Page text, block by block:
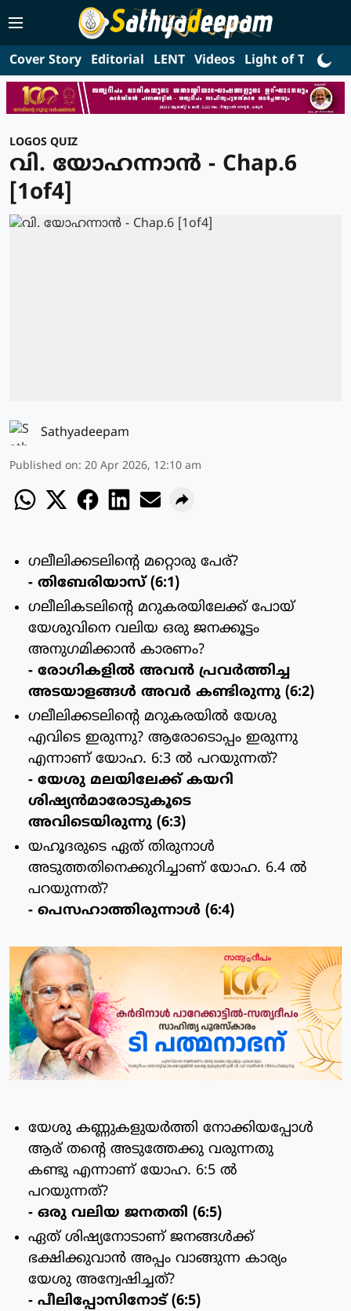
Cover Story Editorial LENT Videos Light of Truth
LOGOS QUIZ
വി. യോഹന്നാൻ - Chap.6
[1of4]
Sathyadeepam
Published on: 20 Apr 2026, 12:10 am
ഗലീലിക്കടലിന്റെ മറ്റൊരു പേര്?
- തിബേരിയാസ് (6:1)
ഗലീലികടലിന്റെ മറുകരയിലേക്ക് പോയ്
യേശുവിനെ വലിയ ഒരു ജനക്കൂട്ടം
അനുഗമിക്കാന്‍ കാരണം?
- രോഗികളില്‍ അവന്‍ പ്രവര്‍ത്തിച്ച
അടയാളങ്ങള്‍ അവര്‍ കണ്ടിരുന്നു (6:2)
ഗലീലിക്കടലിന്റെ മറുകരയില്‍ യേശു
എവിടെ ഇരുന്നു? ആരോടൊപ്പം ഇരുന്നു
എന്നാണ് യോഹ. 6:3 ല്‍ പറയുന്നത്?
- യേശു മലയിലേക്ക് കയറി
ശിഷ്യന്‍മാരോടുകൂടെ
അവിടെയിരുന്നു (6:3)
യഹൂദരുടെ ഏത് തിരുനാള്‍
അടുത്തതിനെക്കുറിച്ചാണ് യോഹ. 6.4 ല്‍
പറയുന്നത്?
- പെസഹാത്തിരുന്നാള്‍ (6:4)
യേശു കണ്ണുകളുയര്‍ത്തി നോക്കിയപ്പോള്‍
ആര് തന്റെ അടുത്തേക്കു വരുന്നതു
കണ്ടു എന്നാണ് യോഹ. 6:5 ല്‍
പറയുന്നത്?
- ഒരു വലിയ ജനതതി (6:5)
ഏത് ശിഷ്യനോടാണ് ജനങ്ങള്‍ക്ക്
ഭക്ഷിക്കുവാന്‍ അപ്പം വാങ്ങുന്ന കാര്യം
യേശു അന്വേഷിച്ചത്?
- പീലിപ്പോസിനോട് (6:5)